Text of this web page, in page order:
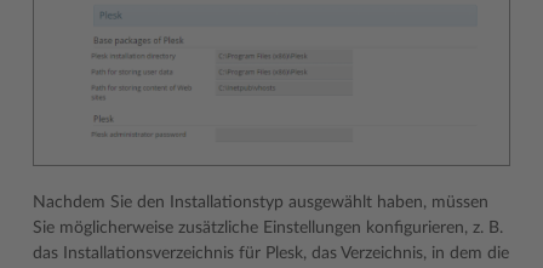
Nachdem Sie den Installationstyp ausgewählt haben, müssen
Sie möglicherweise zusätzliche Einstellungen konfigurieren, z. B.
das Installationsverzeichnis für Plesk, das Verzeichnis, in dem die